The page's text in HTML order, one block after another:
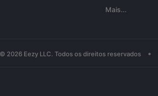
Mais...
© 2026 Eezy LLC. Todos os direitos reservados •